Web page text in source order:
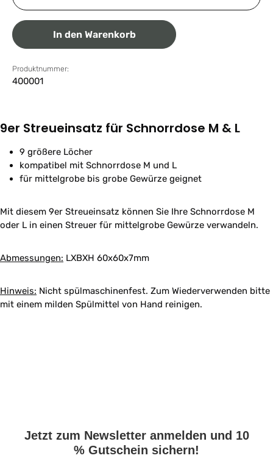
In den Warenkorb
Produktnummer:
400001
9er Streueinsatz für Schnorrdose M & L
9 größere Löcher
kompatibel mit Schnorrdose M und L
für mittelgrobe bis grobe Gewürze geignet
Mit diesem 9er Streueinsatz können Sie Ihre Schnorrdose M
oder L in einen Streuer für mittelgrobe Gewürze verwandeln.
Abmessungen: LXBXH 60x60x7mm
Hinweis: Nicht spülmaschinenfest. Zum Wiederverwenden bitte
mit einem milden Spülmittel von Hand reinigen.
Jetzt zum Newsletter anmelden und 10
% Gutschein sichern!